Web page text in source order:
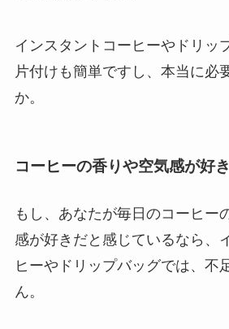
インスタントコーヒーやドリッ
片付けも簡単ですし、本当に必
か。
コーヒーの香りや空気感が好き
もし、あなたが毎日のコーヒー
感が好きだと感じているなら、
ヒーやドリップバッグでは、不
ん。